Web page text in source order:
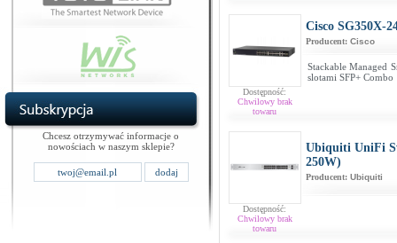
Chcesz otrzymywać informacje o
nowościach w naszym sklepie?
Dostępność:
Chwilowy brak
towaru
Cisco SG350X-
Producent: Cisco
Stackable Managed
slotami SFP+ Combo
Dostępność:
Chwilowy brak
towaru
Ubiquiti UniFi
250W)
Producent: Ubiquiti